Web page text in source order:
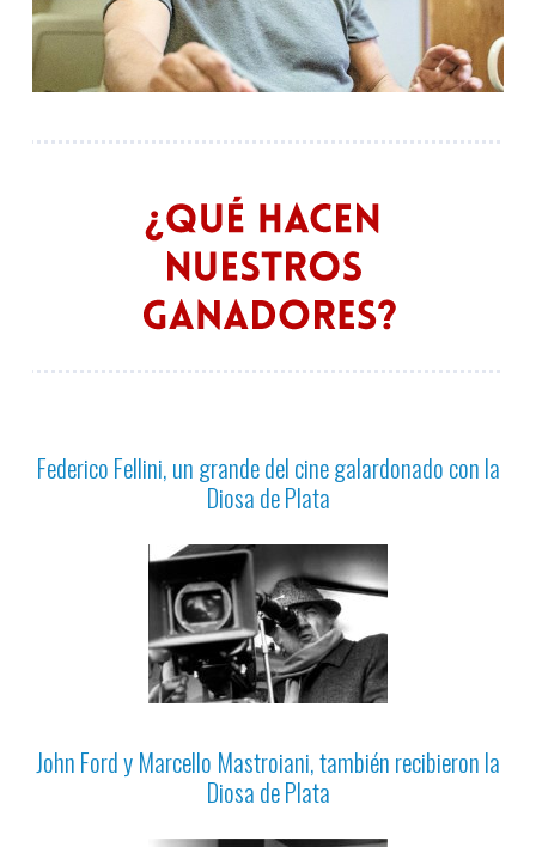
Federico Fellini, un grande del cine galardonado con la
Diosa de Plata
John Ford y Marcello Mastroiani, también recibieron la
Diosa de Plata